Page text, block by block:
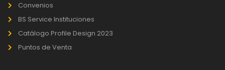
Convenios
BS Service Instituciones
Catálogo Profile Design 2023
Puntos de Venta